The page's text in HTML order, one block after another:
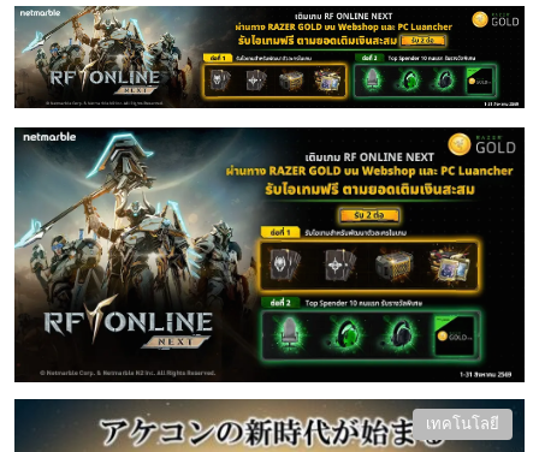
เทคโนโลยี